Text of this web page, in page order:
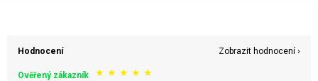
Hodnocení Zobrazit hodnocení ›
Ověřený zákazník ★ ★ ★ ★ ★